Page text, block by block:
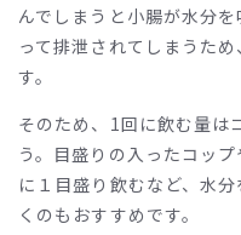
んでしまうと小腸が水分
って排泄されてしまうた
す。
そのため、1回に飲む量は
う。目盛りの入ったコッ
に１目盛り飲むなど、水
くのもおすすめです。